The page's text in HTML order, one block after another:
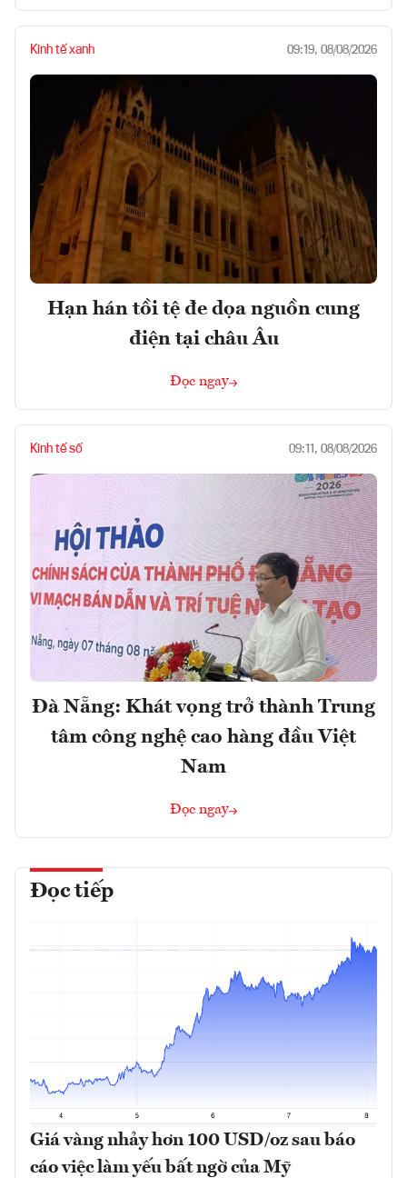
Kinh tế xanh 09:19, 08/08/2026
Hạn hán tồi tệ đe dọa nguồn cung
điện tại châu Âu
Đọc ngay
Kinh tế số 09:11, 08/08/2026
Đà Nẵng: Khát vọng trở thành Trung
tâm công nghệ cao hàng đầu Việt
Nam
Đọc ngay
Đọc tiếp
Giá vàng nhảy hơn 100 USD/oz sau báo
cáo việc làm yếu bất ngờ của Mỹ